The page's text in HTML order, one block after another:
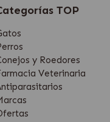
TOP
y Roedores
Veterinaria